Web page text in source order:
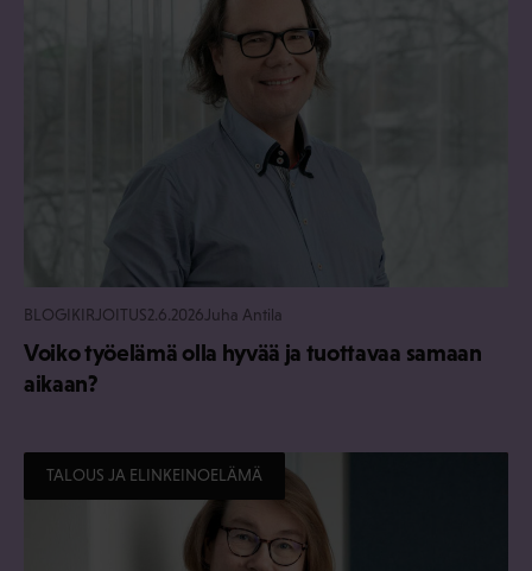
BLOGIKIRJOITUS2.6.2026 Juha Antila
Voiko työelämä olla hyvää ja tuottavaa samaan
aikaan?
TALOUS JA ELINKEINOELÄMÄ